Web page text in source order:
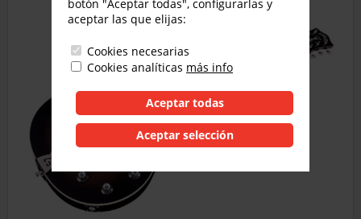
botón "Aceptar todas", configurarlas y
aceptar las que elijas:
Cookies necesarias
Cookies analíticas más info
Aceptar todas
Aceptar selección